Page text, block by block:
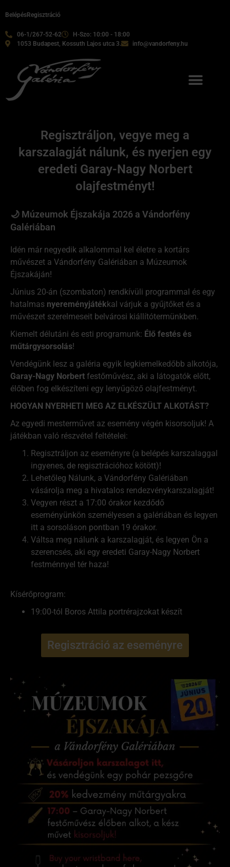
06-1/267-52-62
H-Szo: 10:00 - 18:00
1053 Budapest, Kossuth Lajos utca 3.
info@vandorfeny.hu
BelépésRegisztráció
Regisztráljon, vegye meg a
karszalagját nálunk, és nyerjen egy
eredeti Garay-Nagy Norbert
olajfestményt!
🌙 Múzeumok Éjszakája 2026 a Vándorfény
Galériában
Idén már negyedik alkalommal kel életre a kortárs
művészet a Vándorfény Galériában a Múzeumok
Éjszakáján!
Június 20-án (szombaton) rendkívüli programmal és egy
hatalmas nyereményjátékkal várjuk a gyűjtőket és a
művészet szerelmeseit belvárosi kiállítótermünkben.
Kiemelt délutáni és esti programunk: Élő festés és
műtárgysorsolás!
Vendégünk lesz a galéria egyik legkiemelkedőbb alkotója,
Garay-Nagy Norbert festőművész, aki a látogatók előtt,
élőben fog elkészíteni egy lenyűgöző olajfestményt.
HOGYAN NYERHETI MEG AZ ELKÉSZÜLT ALKOTÁST?
Az egyedi mesterművet az esemény végén kisorsoljuk! A
játékban való részvétel feltételei:
Regisztráljon az eseményre (a belépés karszalaggal
ingyenes, de regisztrációhoz kötött)!
Lehetőleg Nálunk, a Vándorfény Galériában
vásárolja meg a hivatalos rendezvénykarszalagját!
Vegyen részt a 17:00 órakor kezdődő
eseményünkön személyesen a galériában és legyen
itt a sorsoláson pontban 19 órakor.
Váltsa meg nálunk a karszalagját, és legyen Ön a
szerencsés, aki egy eredeti Garay-Nagy Norbert
festménnyel tér haza!
Kísérőprogram:
19:00-tól Boros Attila portrérajzokat készít
Regisztráció az eseményre